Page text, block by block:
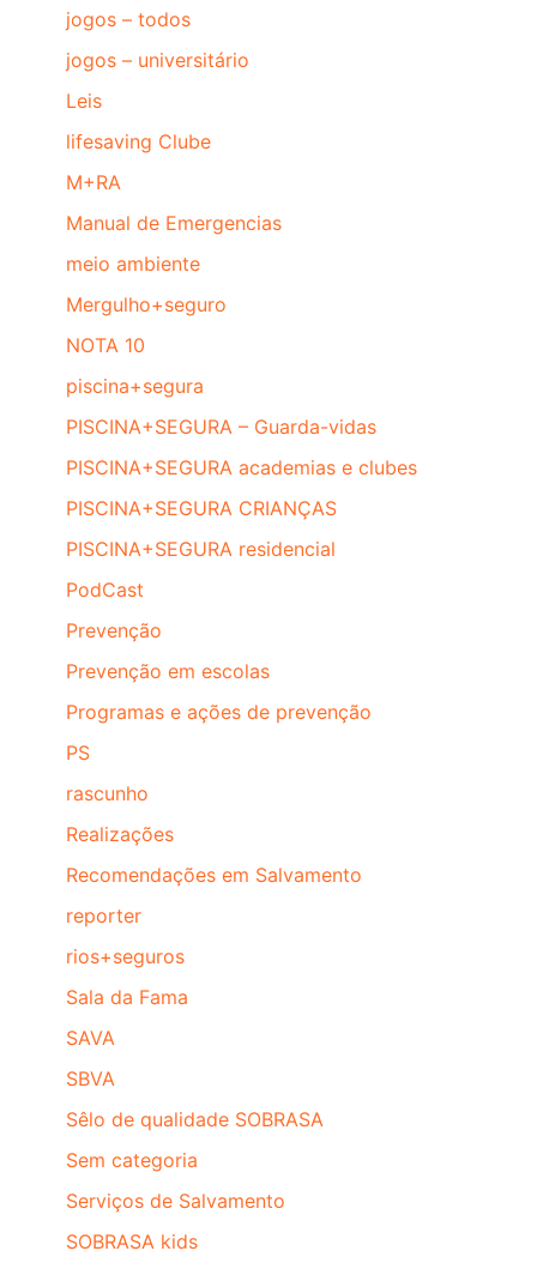
jogos – todos
jogos – universitário
Leis
lifesaving Clube
M+RA
Manual de Emergencias
meio ambiente
Mergulho+seguro
NOTA 10
piscina+segura
PISCINA+SEGURA – Guarda-vidas
PISCINA+SEGURA academias e clubes
PISCINA+SEGURA CRIANÇAS
PISCINA+SEGURA residencial
PodCast
Prevenção
Prevenção em escolas
Programas e ações de prevenção
PS
rascunho
Realizações
Recomendações em Salvamento
reporter
rios+seguros
Sala da Fama
SAVA
SBVA
Sêlo de qualidade SOBRASA
Sem categoria
Serviços de Salvamento
SOBRASA kids